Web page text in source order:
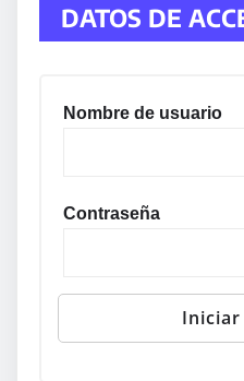
DATOS DE
Nombre de usuario
Contraseña